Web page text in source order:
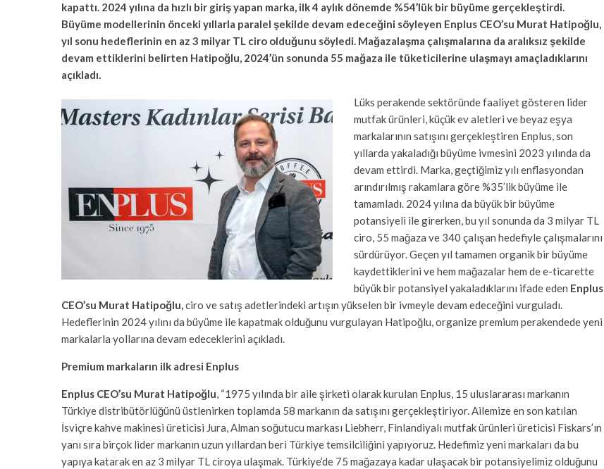
kapattı. 2024 yılına da hızlı bir giriş yapan marka, ilk 4 aylık dönemde %54’lük bir büyüme gerçekleştirdi.
Büyüme modellerinin önceki yıllarla paralel şekilde devam edeceğini söyleyen Enplus CEO’su Murat Hatipoğlu,
yıl sonu hedeflerinin en az 3 milyar TL ciro olduğunu söyledi. Mağazalaşma çalışmalarına da aralıksız şekilde
devam ettiklerini belirten Hatipoğlu, 2024’ün sonunda 55 mağaza ile tüketicilerine ulaşmayı amaçladıklarını
açıkladı.
Lüks perakende sektöründe faaliyet gösteren lider
mutfak ürünleri, küçük ev aletleri ve beyaz eşya
markalarının satışını gerçekleştiren Enplus, son
yıllarda yakaladığı büyüme ivmesini 2023 yılında da
devam ettirdi. Marka, geçtiğimiz yılı enflasyondan
arındırılmış rakamlara göre %35’lik büyüme ile
tamamladı. 2024 yılına da büyük bir büyüme
potansiyeli ile girerken, bu yıl sonunda da 3 milyar TL
ciro, 55 mağaza ve 340 çalışan hedefiyle çalışmalarını
sürdürüyor. Geçen yıl tamamen organik bir büyüme
kaydettiklerini ve hem mağazalar hem de e-ticarette
büyük bir potansiyel yakaladıklarını ifade eden Enplus
CEO’su Murat Hatipoğlu,ciro ve satış adetlerindeki artışın yükselen bir ivmeyle devam edeceğini vurguladı.
Hedeflerinin 2024 yılını da büyüme ile kapatmak olduğunu vurgulayan Hatipoğlu, organize premium perakendede yeni
markalarla yollarına devam edeceklerini açıkladı.
Premium markaların ilk adresi Enplus
Enplus CEO’su Murat Hatipoğlu, “1975 yılında bir aile şirketi olarak kurulan Enplus, 15 uluslararası markanın
Türkiye distribütörlüğünü üstlenirken toplamda 58 markanın da satışını gerçekleştiriyor. Ailemize en son katılan
İsviçre kahve makinesi üreticisi Jura, Alman soğutucu markası Liebherr, Finlandiyalı mutfak ürünleri üreticisi Fiskars’ın
yanı sıra birçok lider markanın uzun yıllardan beri Türkiye temsilciliğini yapıyoruz. Hedefimiz yeni markaları da bu
yapıya katarak en az 3 milyar TL ciroya ulaşmak. Türkiye’de 75 mağazaya kadar ulaşacak bir potansiyelimiz olduğunu